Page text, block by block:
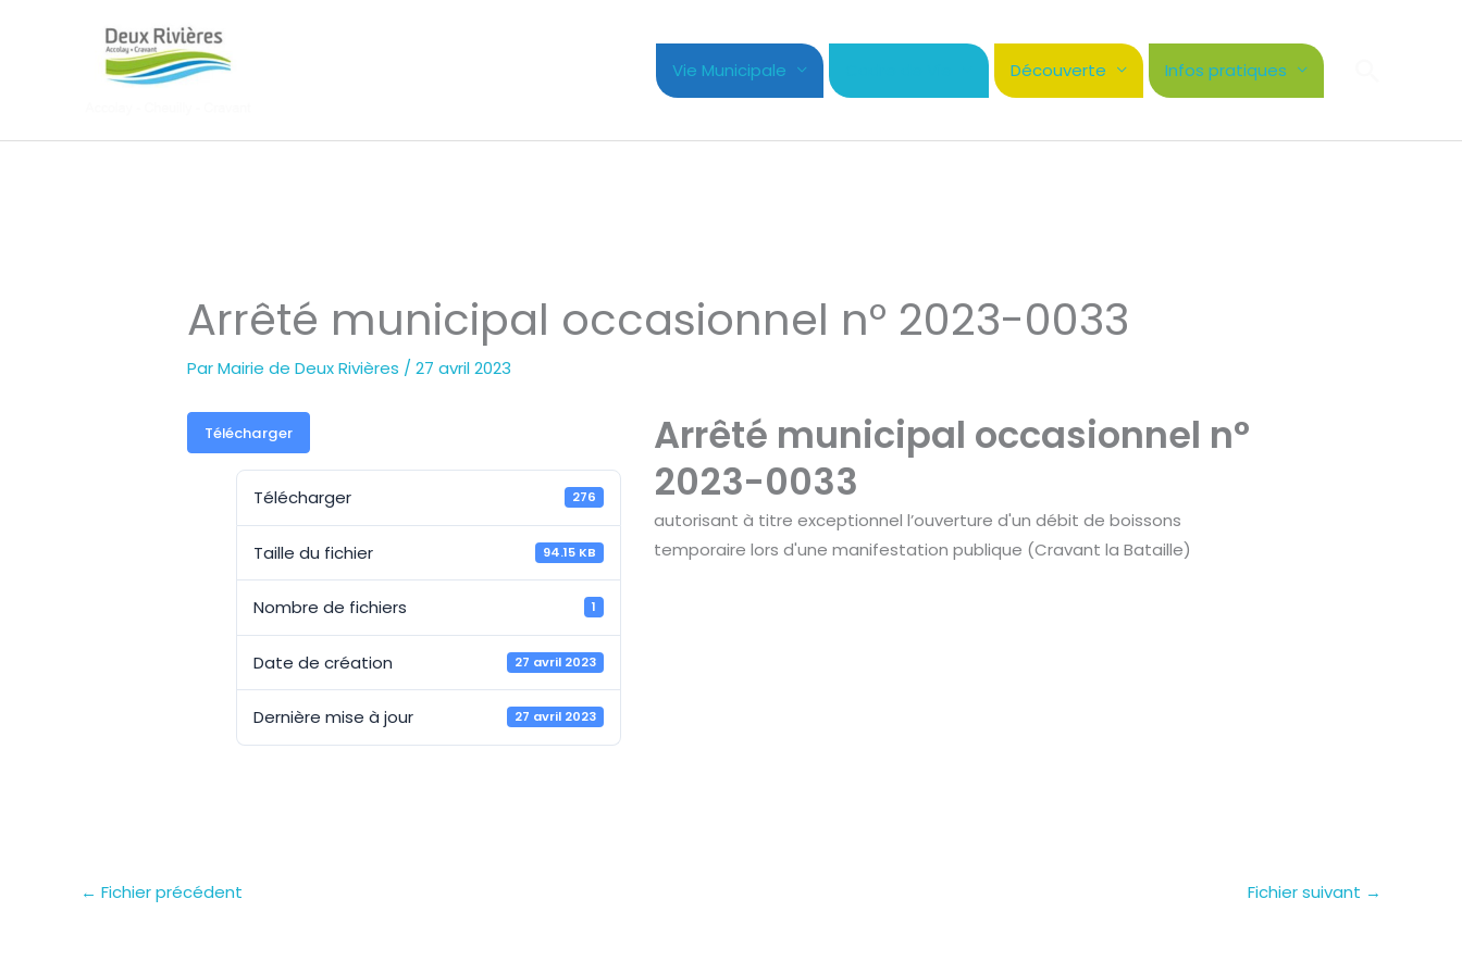
Vie Municipale Découverte Infos pratiques
Arrêté municipal occasionnel n° 2023-0033
ParMairie de Deux Rivières /27 avril 2023
Télécharger
Télécharger 276
Taille du fichier 94.15 KB
Nombre de fichiers 1
Date de création 27 avril 2023
Dernière mise à jour 27 avril 2023
Arrêté municipal occasionnel n°
2023-0033
autorisant à titre exceptionnel l’ouverture d'un débit de boissons
temporaire lors d'une manifestation publique (Cravant la Bataille)
← Fichier précédent Fichier suivant →